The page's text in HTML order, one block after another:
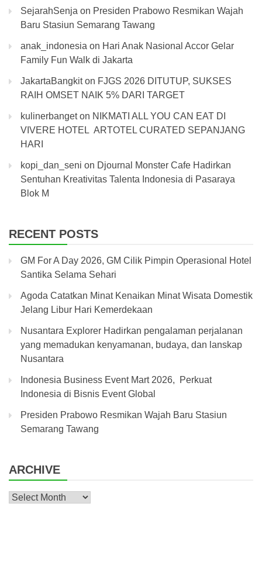
SejarahSenja on Presiden Prabowo Resmikan Wajah
Baru Stasiun Semarang Tawang
anak_indonesia on Hari Anak Nasional Accor Gelar
Family Fun Walk di Jakarta
JakartaBangkiton FJGS 2026 DITUTUP, SUKSES
RAIH OMSET NAIK 5% DARI TARGET
kulinerbangeton NIKMATI ALL YOU CAN EAT DI
VIVERE HOTEL ARTOTEL CURATED SEPANJANG
HARI
kopi_dan_seni on Djournal Monster Cafe Hadirkan
Sentuhan Kreativitas Talenta Indonesia di Pasaraya
Blok M
RECENT POSTS
GM For A Day 2026, GM Cilik Pimpin Operasional Hotel
Santika Selama Sehari
Agoda Catatkan Minat Kenaikan Minat Wisata Domestik
Jelang Libur Hari Kemerdekaan
Nusantara Explorer Hadirkan pengalaman perjalanan
yang memadukan kenyamanan, budaya, dan lanskap
Nusantara
Indonesia Business Event Mart 2026, Perkuat
Indonesia di Bisnis Event Global
Presiden Prabowo Resmikan Wajah Baru Stasiun
Semarang Tawang
ARCHIVE
Archive